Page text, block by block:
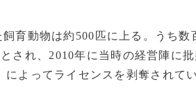
育動物は約500匹に上る。うち数
され、2010年に当時の経営陣に批
によってライセンスを剥奪されてい